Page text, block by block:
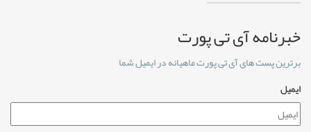
خبرنامه آی تی پورت
برترین پست های آی تی پورت ماهیانه در ایمیل شما
ایمیل